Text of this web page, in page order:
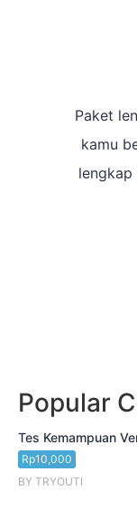
Paket
kamu
lengkap
Popular
Tes Kemampuan
Rp10,000
BY TRYOUTI